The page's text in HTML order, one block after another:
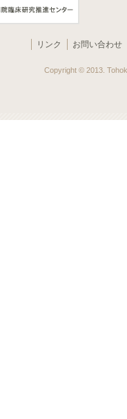
リンク お問い合わせ
Copyright © 2013.